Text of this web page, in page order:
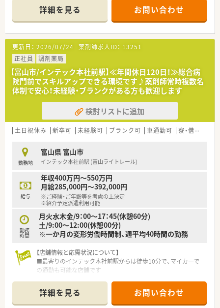
が必要とされる領域に積極的です
■「ただ薬を渡すだけではない」薬剤師の専門性を社会に還元す
ることを企業理念として掲げています
■ 代表が薬剤師のキャリア支援に詳しいため、一人ひとりのラ
イフステージに合わせた働き方への理解がある土壌です
詳細を見る お問い合わせ
更新日： 2026/07/24 薬剤師求人ID： 13251
正社員
調剤薬局
【富山市/インテック本社前駅】≪年間休日120日！≫総合病
院門前でスキルアップできる環境です♪薬剤師常時複数名
体制で安心！未経験・ブランクがある方も歓迎します
検討リストに追加
土日祝休み 新卒可 未経験可 ブランク可 車通勤可 寮・借上社宅あり
勤務地
富山県 富山市
インテック本社前駅 (富山ライトレール)
給与
年収400万円～550万円
月給285,000円～392,000円
※ご経験・ご年齢等を考慮の上決定
※紹介予定派遣利用可能
勤務
時間
月火水木金/9：00～17：45(休憩60分)
土/9:00～12:00(休憩00分)
※一か月の変形労働時間制、週平均40時間の勤務
【店舗情報と応需状況について】
■最寄りのインテック本社前駅からは徒歩10分で、マイカーで
の通勤も可能な店舗です
180枚に対応しています
■薬剤師は常勤8名、事務員は常勤2名の合計10名体制で日々の
業務に従事しています
詳細を見る お問い合わせ